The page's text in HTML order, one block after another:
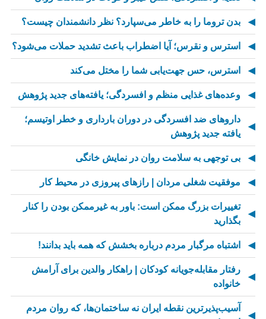
بدن تروما را به خاطر می‌سپارد؟ نظر دانشمندان چیست؟
استرس و نقرس؛ آیا اضطراب باعث تشدید حملات می‌شود؟
استرس، حس جهت‌یابی شما را مختل می‌کند
وعده‌های غذایی منظم و افسردگی؛ یافته‌های جدید پژوهش
داروهای ضد افسردگی در دوران بارداری و خطر اوتیسم؛
یافته جدید پژوهش
بی توجهی به سلامت روان در نمایش خانگی
موفقیت شغلی مردان | رازهای پیروزی در محیط کار
تغییرات بزرگ ممکن است: باور به غیرممکن بودن را کنار
بگذارید
اشتباه مرگبار مردم درباره بخشش که همه باید بدانند!
رفتار مقابله‌جویانه کودکان | راهکار والدین برای آرامش
خانواده
آسیب‌پذیرترین نقطه ایران نه ساختمان‌ها، که روان مردم